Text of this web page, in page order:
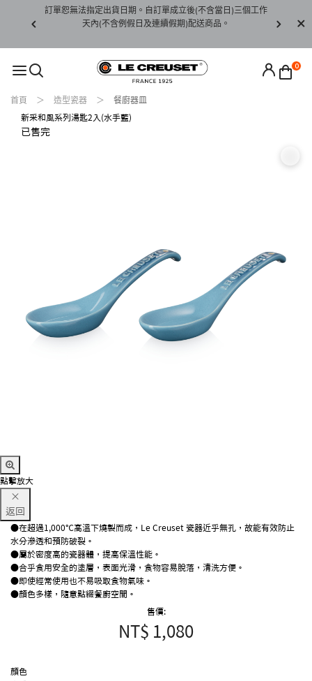
下水)，若
訂單恕無法指定出貨日期。自訂單成立後(不含當日)三個工作
天內(不含例假日及連續假期)配送商品。
請至
0
首頁 造型瓷器 餐廚器皿
新采和風系列湯匙2入(水手藍)
已售完
點擊放大
×
返回
●在超過1,000℃高溫下燒製而成，Le Creuset 瓷器近乎無孔，故能有效防止
水分滲透和預防破裂。
●屬於密度高的瓷器體，提高保溫性能。
●合乎食用安全的塗層，表面光滑，食物容易脫落，清洗方便。
●即使經常使用也不易吸取食物氣味。
●顏色多樣，隨意點綴餐廚空間。
售價:
NT$ 1,080
顏色